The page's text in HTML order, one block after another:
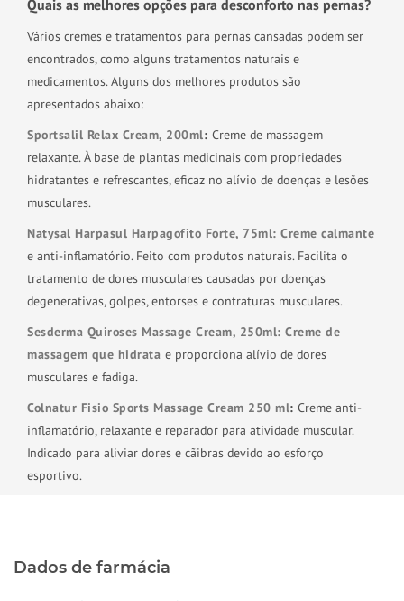
Quais as melhores opções para desconforto nas pernas?
Vários cremes e tratamentos para pernas cansadas podem ser
encontrados, como alguns tratamentos naturais e
medicamentos. Alguns dos melhores produtos são
apresentados abaixo:
Sportsalil Relax Cream, 200ml: Creme de massagem
relaxante. À base de plantas medicinais com propriedades
hidratantes e refrescantes, eficaz no alívio de doenças e lesões
musculares.
Natysal Harpasul Harpagofito Forte, 75ml: Creme calmante
e anti-inflamatório. Feito com produtos naturais. Facilita o
tratamento de dores musculares causadas por doenças
degenerativas, golpes, entorses e contraturas musculares.
Sesderma Quiroses Massage Cream, 250ml: Creme de
massagem que hidrata e proporciona alívio de dores
musculares e fadiga.
Colnatur Fisio Sports Massage Cream 250 ml: Creme anti-
inflamatório, relaxante e reparador para atividade muscular.
Indicado para aliviar dores e cãibras devido ao esforço
esportivo.
Dados de farmácia